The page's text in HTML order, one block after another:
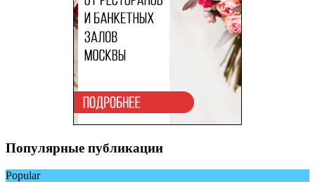
Популярные публикации
Popular